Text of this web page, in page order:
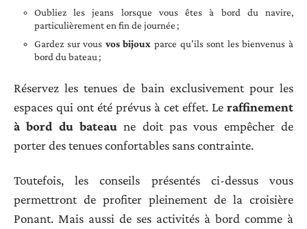
Oubliez les jeans lorsque vous êtes à bord du navire,
particulièrement en fin de journée ;
Gardez sur vous vos bijoux parce qu’ils sont les bienvenus à
bord du bateau ;
Réservez les tenues de bain exclusivement pour les
espaces qui ont été prévus à cet effet. Le raffinement
à bord du bateau ne doit pas vous empêcher de
porter des tenues confortables sans contrainte.
Toutefois, les conseils présentés ci-dessus vous
permettront de profiter pleinement de la croisière
Ponant. Mais aussi de ses activités à bord comme à